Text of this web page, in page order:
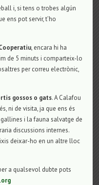
i, si tens o trobes algún
ens pot servir, t’ho
, encara hi ha
de 5 minuts i comparteix-lo
per correu electrònic,
gossos o gats. A Calafou
ni de visita, ja que ens és
i la fauna salvatge de
discussions internes.
deixar-ho en un altre lloc
a qualsevol dubte pots